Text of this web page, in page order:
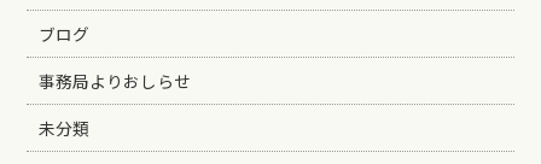
ブログ
事務局よりおしらせ
未分類